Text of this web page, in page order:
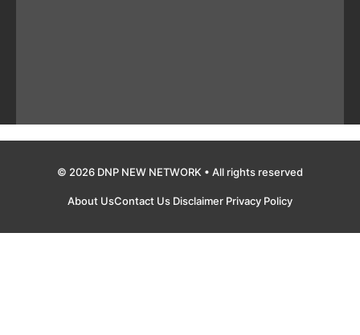
© 2026 DNP NEW NETWORK • All rights reserved
About UsContact Us Disclaimer Privacy Policy